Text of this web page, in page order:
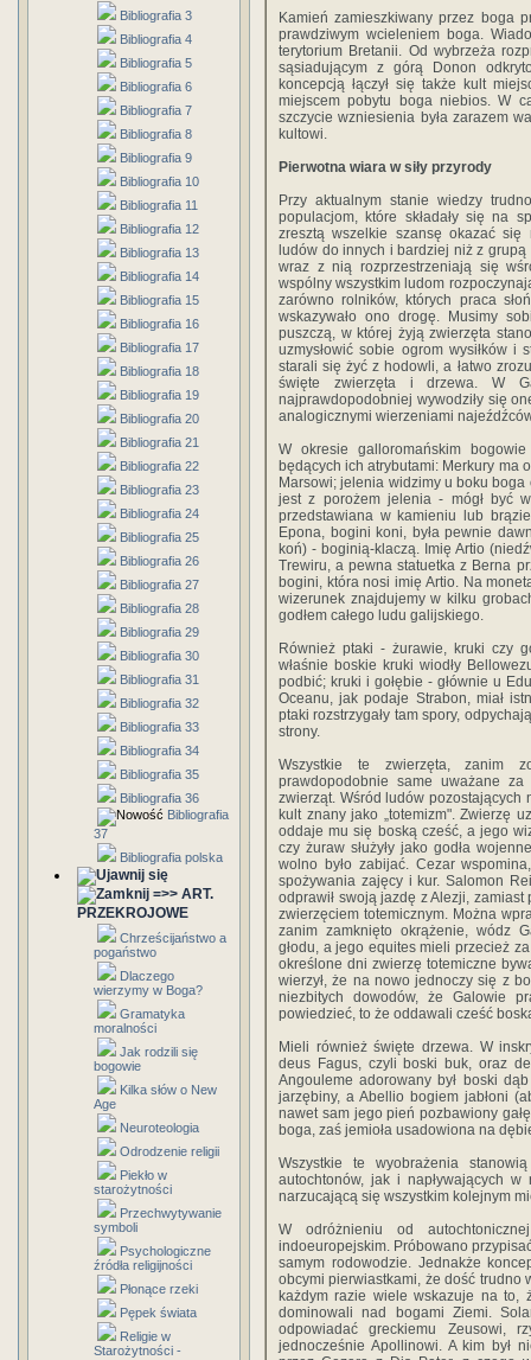
Bibliografia 3
Bibliografia 4
Bibliografia 5
Bibliografia 6
Bibliografia 7
Bibliografia 8
Bibliografia 9
Bibliografia 10
Bibliografia 11
Bibliografia 12
Bibliografia 13
Bibliografia 14
Bibliografia 15
Bibliografia 16
Bibliografia 17
Bibliografia 18
Bibliografia 19
Bibliografia 20
Bibliografia 21
Bibliografia 22
Bibliografia 23
Bibliografia 24
Bibliografia 25
Bibliografia 26
Bibliografia 27
Bibliografia 28
Bibliografia 29
Bibliografia 30
Bibliografia 31
Bibliografia 32
Bibliografia 33
Bibliografia 34
Bibliografia 35
Bibliografia 36
Bibliografia
37
Bibliografia polska
=>> ART.
PRZEKROJOWE
Chrześcijaństwo a
pogaństwo
Dlaczego
wierzymy w Boga?
Gramatyka
moralności
Jak rodzili się
bogowie
Kilka słów o New
Age
Neuroteologia
Odrodzenie religii
Piekło w
starożytności
Przechwytywanie
symboli
Psychologiczne
źródła religijności
Płonące rzeki
Pępek świata
Religie w
Starożytności -
Kamień zamieszkiwany przez boga
prawdziwym wcieleniem boga.
terytorium Bretanii. Od wybrzeża
sąsiadującym z górą Donon
koncepcją łączył się także kult
miejscem pobytu boga niebios. W
szczycie wzniesienia była zarazem
kultowi.
Pierwotna wiara w siły przyrody
Przy aktualnym stanie wiedzy
populacjom, które składały się na
zresztą wszelkie szansę okazać
ludów do innych i bardziej niż z
wraz z nią rozprzestrzeniają się
wspólny wszystkim ludom
zarówno rolników, których praca
wskazywało ono drogę. Musimy
puszczą, w której żyją zwierzęta
uzmysłowić sobie ogrom wysiłków
starali się żyć z hodowli, a łatwo
święte zwierzęta i drzewa. W
najprawdopodobniej wywodziły się
analogicznymi wierzeniami
W okresie galloromańskim
będących ich atrybutami: Merkury ma
Marsowi; jelenia widzimy u boku
jest z porożem jelenia - mógł być
przedstawiana w kamieniu lub
Epona, bogini koni, była pewnie
koń) - boginią-klaczą. Imię Artio
Trewiru, a pewna statuetka z Berna
bogini, która nosi imię Artio. Na
wizerunek znajdujemy w kilku
godłem całego ludu galijskiego.
Również ptaki - żurawie, kruki czy
właśnie boskie kruki wiodły
podbić; kruki i gołębie - głównie u
Oceanu, jak podaje Strabon, miał
ptaki rozstrzygały tam spory,
strony.
Wszystkie te zwierzęta, zanim
prawdopodobnie same uważane
zwierząt. Wśród ludów pozostających
kult znany jako „totemizm". Zwierzę
oddaje mu się boską cześć, a jego
czy żuraw służyły jako godła
wolno było zabijać. Cezar
spożywania zajęcy i kur. Salomon
odprawił swoją jazdę z Alezji,
zwierzęciem totemicznym. Można
zanim zamknięto okrążenie, wódz
głodu, a jego equites mieli przecież
określone dni zwierzę totemiczne
wierzył, że na nowo jednoczy się z
niezbitych dowodów, że Galowie
powiedzieć, to że oddawali cześć
Mieli również święte drzewa. W
deus Fagus, czyli boski buk, oraz
Angouleme adorowany był boski
jarzębiny, a Abellio bogiem jabłoni
nawet sam jego pień pozbawiony
boga, zaś jemioła usadowiona na
Wszystkie te wyobrażenia
autochtonów, jak i napływających
narzucającą się wszystkim kolejnym
W odróżnieniu od
indoeuropejskim. Próbowano
samym rodowodzie. Jednakże
obcymi pierwiastkami, że dość trudno
każdym razie wiele wskazuje na
dominowali nad bogami Ziemi.
odpowiadać greckiemu Zeusowi,
jednocześnie Apollinowi. A kim był